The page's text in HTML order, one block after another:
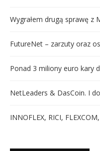
Wygrałem drugą sprawę z
FutureNet – zarzuty oraz
Ponad 3 miliony euro kary
NetLeaders & DasCoin. I
INNOFLEX, RICI,